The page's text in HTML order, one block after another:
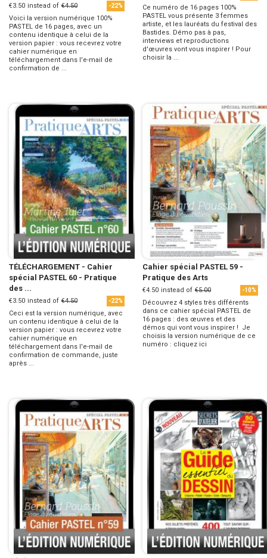
€3.50 instead of €4.50 -22%
Voici la version numérique 100%
PASTEL de 16 pages, avec un
contenu identique à celui de la
version papier : vous recevrez votre
cahier numérique en
téléchargement dans l'e-mail de
confirmation de ...
Ce numéro de 16 pages 100%
PASTEL vous présente 3 femmes
artiste, et les lauréats du festival des
Bastides. Démo pas à pas,
interviews et reproductions
d'œuvres vont vous inspirer ! Pour
choisir la ...
TÉLÉCHARGEMENT - Cahier
spécial PASTEL 60 - Pratique
des ...
€3.50 instead of €4.50 -22%
Ceci est la version numérique, avec
un contenu identique à celui de la
version papier : vous recevrez votre
cahier numérique en
téléchargement dans l'e-mail de
confirmation de commande, juste
après ...
Cahier spécial PASTEL 59 -
Pratique des Arts
€4.50 instead of €5.00 -10%
Découvrez 4 styles très différents
dans ce cahier spécial PASTEL de
16 pages : des œuvres et des
démos qui vont vous inspirer ! Je
choisis la version numérique de ce
numéro : cliquez ici